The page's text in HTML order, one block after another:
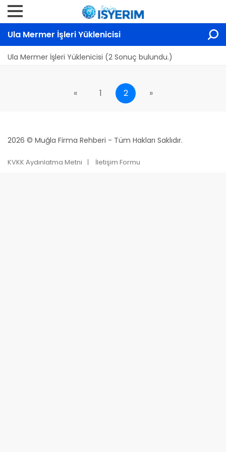
Ula Mermer İşleri Yüklenicisi
Ula Mermer İşleri Yüklenicisi (2 Sonuç bulundu.)
« 1 2 »
2026 © Muğla Firma Rehberi - Tüm Hakları Saklıdır.
KVKK Aydınlatma Metni İletişim Formu